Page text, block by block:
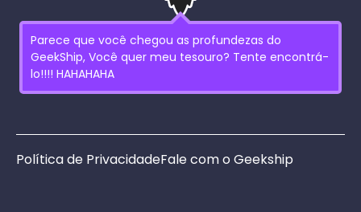
Parece que você chegou as profundezas do
GeekShip, Você quer meu tesouro? Tente encontrá-
lo!!!! HAHAHAHA
Política de PrivacidadeFale com o Geekship